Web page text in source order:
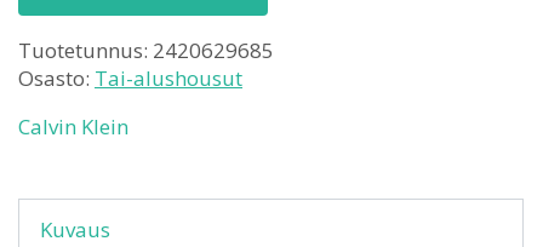
Tuotetunnus: 2420629685
Osasto: Tai-alushousut
Calvin Klein
Kuvaus